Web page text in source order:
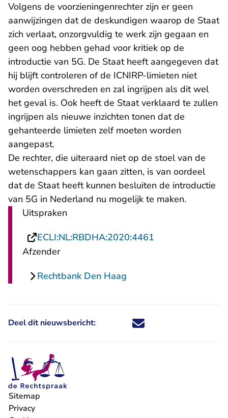
Volgens de voorzieningenrechter zijn er geen
aanwijzingen dat de deskundigen waarop de Staat
zich verlaat, onzorgvuldig te werk zijn gegaan en
geen oog hebben gehad voor kritiek op de
introductie van 5G. De Staat heeft aangegeven dat
hij blijft controleren of de ICNIRP-limieten niet
worden overschreden en zal ingrijpen als dit wel
het geval is. Ook heeft de Staat verklaard te zullen
ingrijpen als nieuwe inzichten tonen dat de
gehanteerde limieten zelf moeten worden
aangepast.
De rechter, die uiteraard niet op de stoel van de
wetenschappers kan gaan zitten, is van oordeel
dat de Staat heeft kunnen besluiten de introductie
van 5G in Nederland nu mogelijk te maken.
Uitspraken
ECLI:NL:RBDHA:2020:4461
Afzender
Rechtbank Den Haag
Deel dit nieuwsbericht: Deel dit nieuwsbericht via X -
Deel dit nieuwsbericht via
Deel dit nieuwsbericht
Deel dit
Sitemap
Privacy